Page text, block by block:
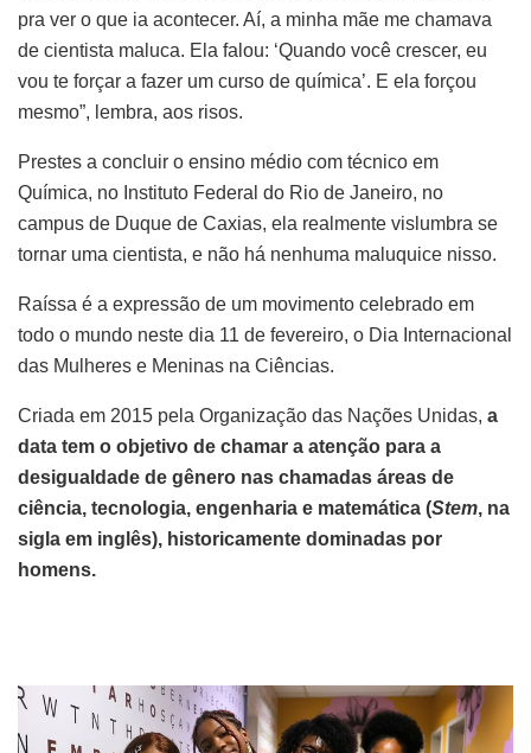
pra ver o que ia acontecer. Aí, a minha mãe me chamava
de cientista maluca. Ela falou: ‘Quando você crescer, eu
vou te forçar a fazer um curso de química’. E ela forçou
mesmo”, lembra, aos risos.
Prestes a concluir o ensino médio com técnico em
Química, no Instituto Federal do Rio de Janeiro, no
campus de Duque de Caxias, ela realmente vislumbra se
tornar uma cientista, e não há nenhuma maluquice nisso.
Raíssa é a expressão de um movimento celebrado em
todo o mundo neste dia 11 de fevereiro, o Dia Internacional
das Mulheres e Meninas na Ciências.
Criada em 2015 pela Organização das Nações Unidas, a
data tem o objetivo de chamar a atenção para a
desigualdade de gênero nas chamadas áreas de
ciência, tecnologia, engenharia e matemática (Stem, na
sigla em inglês), historicamente dominadas por
homens.